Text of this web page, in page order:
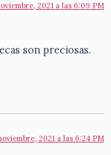
2021 a las 6:09 PM
son preciosas.
2021 a las 6:24 PM